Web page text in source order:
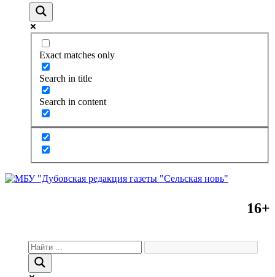
Exact matches only
Search in title
Search in content
16+